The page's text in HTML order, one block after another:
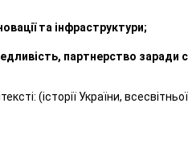
та інфраструктури;
партнерство заради
(історії України,